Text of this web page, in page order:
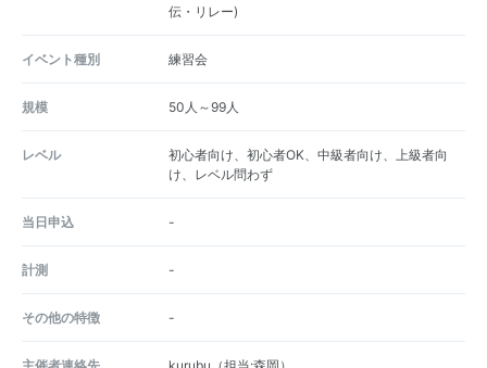
伝・リレー)
イベント種別 練習会
規模 50人～99人
レベル
初心者向け、初心者OK、中級者向け、上級者向
け、レベル問わず
当日申込 -
計測 -
その他の特徴 -
主催者連絡先 kurubu（担当:森岡）